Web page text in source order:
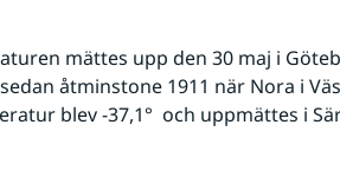
mättes upp den 30 maj i
åtminstone 1911 när Nora i
blev -37,1°  och uppmättes i